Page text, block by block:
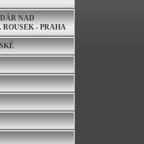
NAD
ROUSEK - PRAHA